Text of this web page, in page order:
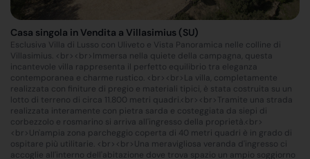
Casa singola in Vendita a Villasimius (SU)
Esclusiva Villa di Lusso con Uliveto e Vista Panoramica nelle colline di
Villasimius. <br><br>Immersa nella quiete della campagna, questa
incantevole villa rappresenta il perfetto equilibrio tra eleganza
contemporanea e charme rustico. <br><br>La villa, completamente
realizzata con finiture di pregio e materiali tipici, è stata costruita su un
lotto di terreno di circa 11.800 metri quadri.<br><br>Tramite una strada
realizzata interamente con pietra sarda e costeggiata da siepi di
corbezzolo e rosmarino si arriva all'ingresso della proprietà.<br>
<br>Un'ampia zona parcheggio coperta di 40 metri quadri è in grado di
ospitare più utilitarie. <br><br>Una meravigliosa veranda d'ingresso ci
accoglie all'interno dell'abitazione dove trova spazio un ampio soggiorno